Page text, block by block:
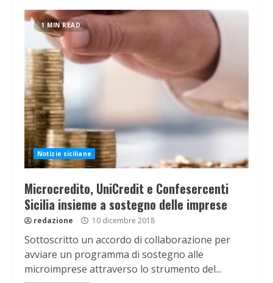
1 MIN READ
Notizie siciliane
Microcredito, UniCredit e Confesercenti
Sicilia insieme a sostegno delle imprese
redazione 10 dicembre 2018
Sottoscritto un accordo di collaborazione per
avviare un programma di sostegno alle
microimprese attraverso lo strumento del...